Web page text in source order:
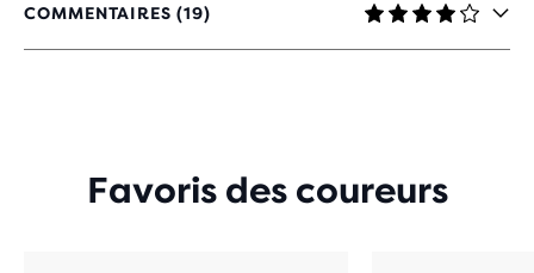
COMMENTAIRES (19)
4.2
SUR
Favoris des coureurs